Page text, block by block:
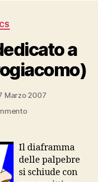
a
Marzo 2007
su
a
Daniele
Mastrogiacomo)
Il diaframma
delle palpebre
si schiude con